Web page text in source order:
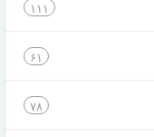
۱۱۱
۶۱
۷۸